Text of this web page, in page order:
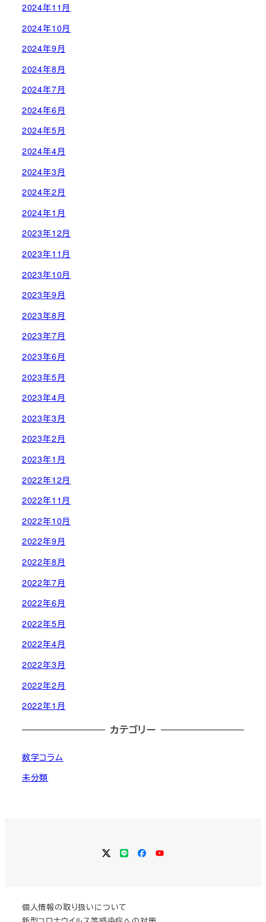
2024年11月
2024年10月
2024年9月
2024年8月
2024年7月
2024年6月
2024年5月
2024年4月
2024年3月
2024年2月
2024年1月
2023年12月
2023年11月
2023年10月
2023年9月
2023年8月
2023年7月
2023年6月
2023年5月
2023年4月
2023年3月
2023年2月
2023年1月
2022年12月
2022年11月
2022年10月
2022年9月
2022年8月
2022年7月
2022年6月
2022年5月
2022年4月
2022年3月
2022年2月
2022年1月
カテゴリー
数学コラム
未分類
Twitter
LINEFacebook
YouTube
個人情報の取り扱いについて